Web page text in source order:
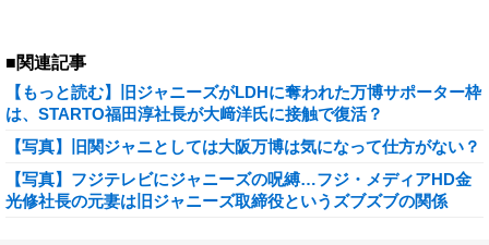
■関連記事
【もっと読む】旧ジャニーズがLDHに奪われた万博サポーター枠
は、STARTO福田淳社長が大﨑洋氏に接触で復活？
【写真】旧関ジャニとしては大阪万博は気になって仕方がない？
【写真】フジテレビにジャニーズの呪縛…フジ・メディアHD金
光修社長の元妻は旧ジャニーズ取締役というズブズブの関係